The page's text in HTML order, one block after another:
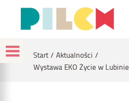
Start
Aktualności
Wystawa EKO Życie w Lubinie